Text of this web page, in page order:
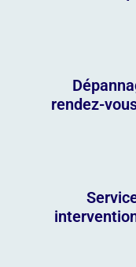
rendez-